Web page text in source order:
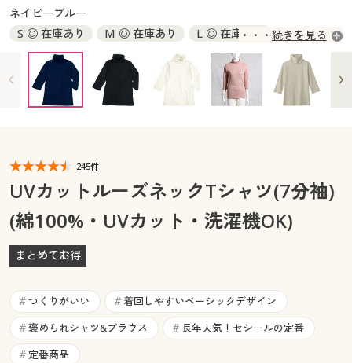
大きいサイズ 事務・制服
カタログ・チラシからのご注文
デジタルカタログ
カタログ無料プレゼント
マイページ
閲覧履歴
お気に入り
サポート
ご利用ガイド
カタログ無料プレゼント
会員メニュー
閲覧履歴
お気に入り
サポート
よくある質問とお問い合わせ
ネイビーブルー
S ◎ 在庫あり
M ◎ 在庫あり
L ◎ 在庫あり
LL ◎ 在庫あり
3L ◎ 在庫あり 4L～5L ◎ 在庫あり
続きを見る
245件
UVカットルーズネックTシャツ(7分袖)
(綿100%・UVカット・洗濯機OK)
まとめてお得
# つくりがいい # 着回しやすいベーシックデザイン
# 褒められシャツ&ブラウス # 長年人気！セシールの定番
# 定番商品